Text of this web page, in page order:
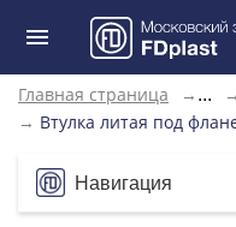
Главная страница → ... →
→ Втулка литая под
Навигация